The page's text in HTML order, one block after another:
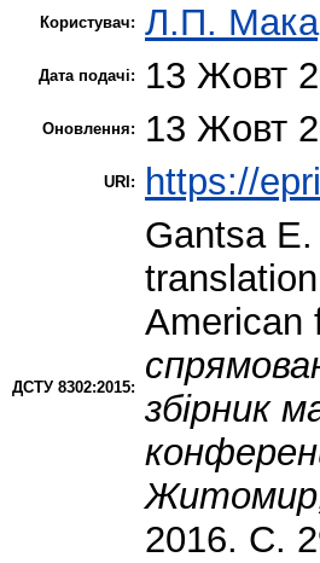
Користувач: Л.П.
Дата подачі: 13 Жовт
Оновлення: 13 Жовт
URI: https://
ДСТУ 8302:2015:
Gantsa E.
American
збірник
Житомир,
2016. С.